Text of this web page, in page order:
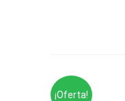
¡Oferta!